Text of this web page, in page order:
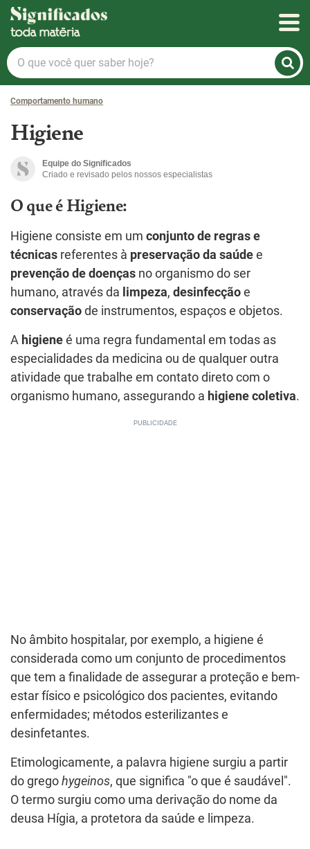
Significados
O
que
você
quer
hoje?
Comportamento humano
Higiene
Equipe do Significados
Criado e revisado pelos nossos especialistas
O que é Higiene:
Higiene consiste em um conjunto de regras e
técnicas referentes à preservação da saúde e
prevenção de doenças no organismo do ser
humano, através da limpeza, desinfecção e
conservação de instrumentos, espaços e objetos.
A higiene é uma regra fundamental em todas as
especialidades da medicina ou de qualquer outra
atividade que trabalhe em contato direto com o
organismo humano, assegurando a higiene coletiva.
No âmbito hospitalar, por exemplo, a higiene é
considerada como um conjunto de procedimentos
que tem a finalidade de assegurar a proteção e bem-
estar físico e psicológico dos pacientes, evitando
enfermidades; métodos esterilizantes e
desinfetantes.
Etimologicamente, a palavra higiene surgiu a partir
do grego hygeinos, que significa "o que é saudável".
O termo surgiu como uma derivação do nome da
deusa Hígia, a protetora da saúde e limpeza.